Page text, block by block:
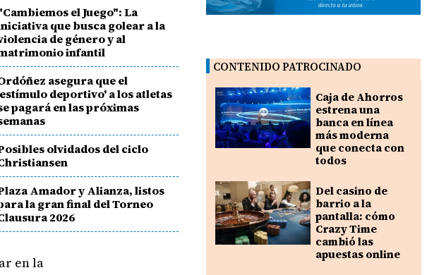
el Juego": La
que busca golear a la
de género y al
infantil
asegura que el
deportivo' a los atletas
pagará en las próximas
olvidados del ciclo
Amador y Alianza, listos
la gran final del Torneo
2026
en la
CONTENIDO PATROCINADO
Caja de Ahorros
estrena una
banca en línea
más moderna
que conecta con
todos
Del casino de
barrio a la
pantalla: cómo
Crazy Time
cambió las
apuestas online